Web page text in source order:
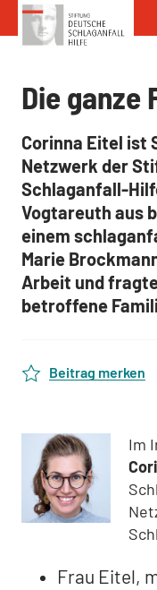
Zum Inhalt springen
Die ganze
Corinna Eitel ist
Netzwerk der
Schlaganfall-
Vogtareuth aus
einem
Marie
Arbeit und
betroffene
Beitrag merken
Im
Frau Eitel,